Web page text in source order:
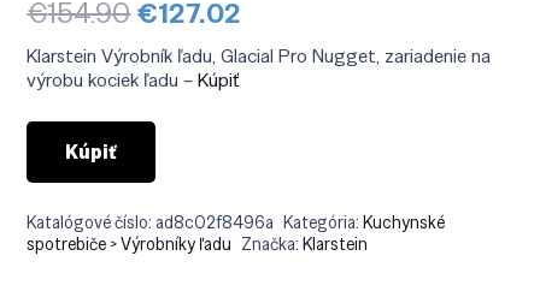
€154.90Pôvodná
cena
bola:
€154.90.
€127.02
je:
Klarstein Výrobník ľadu, Glacial Pro Nugget, zariadenie na
výrobu kociek ľadu –Kúpiť
Kúpiť
Katalógové číslo: ad8c02f8496a Kategória:Kuchynské
spotrebiče > Výrobníky ľadu Značka:Klarstein